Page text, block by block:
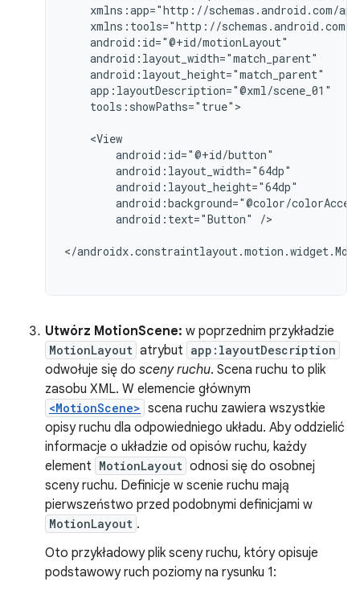
tools:showPaths="true">
android:text="Button" />
Utwórz MotionScene: w poprzednim przykładzie
MotionLayout atrybut app:layoutDescription
odwołuje się do sceny ruchu. Scena ruchu to plik
zasobu XML. W elemencie głównym
<MotionScene> scena ruchu zawiera wszystkie
opisy ruchu dla odpowiedniego układu. Aby oddzielić
informacje o układzie od opisów ruchu, każdy
element MotionLayout odnosi się do osobnej
sceny ruchu. Definicje w scenie ruchu mają
pierwszeństwo przed podobnymi definicjami w
MotionLayout .
Oto przykładowy plik sceny ruchu, który opisuje
podstawowy ruch poziomy na rysunku 1: